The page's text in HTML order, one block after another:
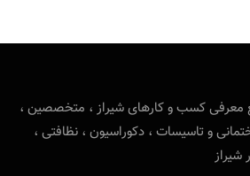
معرفی کسب و کارهای شیراز ، متخصصین ،
و تاسیسات ، دکوراسیون ، نظافتی ،
شیراز